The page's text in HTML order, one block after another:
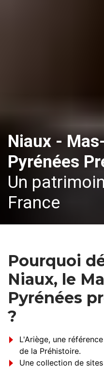
Niaux -
Pyrénées
Un
France
Pourquoi
Niaux, le
Pyrénées
?
L'Ariège, une
de la Préhistoire.
Une collection de